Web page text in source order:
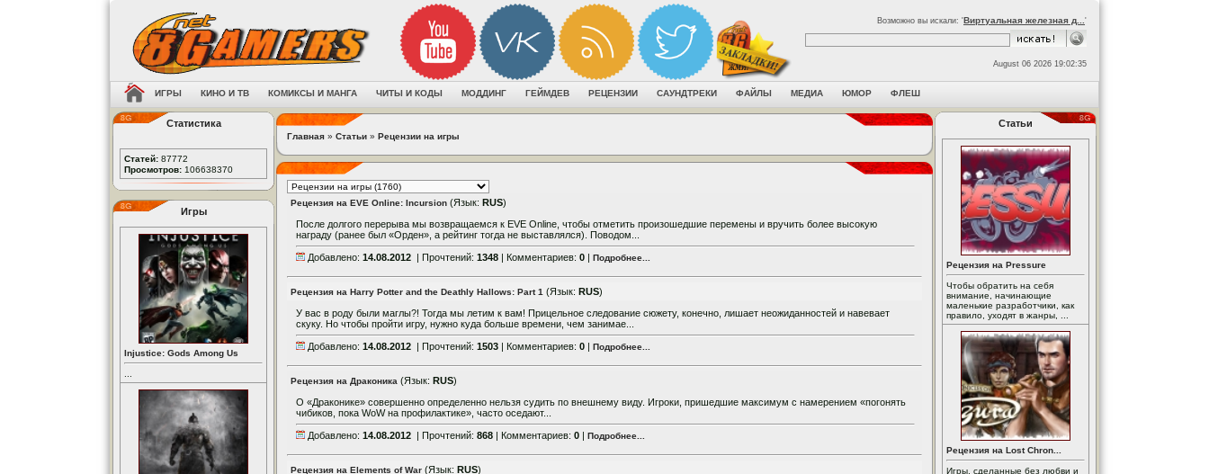
Возможно вы искали: 'Виртуальная железная д... '
August 06 2026 19:02:35
ИГРЫ КИНО И ТВ КОМИКСЫ И МАНГА ЧИТЫ И КОДЫ МОДДИНГ ГЕЙМДЕВ РЕЦЕНЗИИ САУНДТРЕКИ ФАЙЛЫ МЕДИА ЮМОР ФЛЕШ
Статистика
Статей: 87772
Просмотров: 106638370
Игры
Injustice: Gods Among Us
Главная » Статьи » Рецензии на игры
Рецензия на EVE Online: Incursion (Язык: RUS)
После долгого перерыва мы возвращаемся к EVE Online, чтобы отметить произошедшие перемены и вручить более высокую
награду (ранее был «Орден», а рейтинг тогда не выставлялся). Поводом...
Добавлено: 14.08.2012 | Прочтений: 1348 | Комментариев: 0 | Подробнее...
Рецензия на Harry Potter and the Deathly Hallows: Part 1 (Язык: RUS)
У вас в роду были маглы?! Тогда мы летим к вам! Прицельное следование сюжету, конечно, лишает неожиданностей и навевает
скуку. Но чтобы пройти игру, нужно куда больше времени, чем занимае...
Добавлено: 14.08.2012 | Прочтений: 1503 | Комментариев: 0 | Подробнее...
Рецензия на Драконика (Язык: RUS)
О «Драконике» совершенно определенно нельзя судить по внешнему виду. Игроки, пришедшие максимум с намерением «погонять
чибиков, пока WoW на профилактике», часто оседают...
Добавлено: 14.08.2012 | Прочтений: 868 | Комментариев: 0 | Подробнее...
Рецензия на Elements of War (Язык: RUS)
Статьи
Рецензия на Pressure
Чтобы обратить на себя
внимание, начинающие
маленькие разработчики, как
правило, уходят в жанры, ...
Рецензия на Lost Chron...
Игры, сделанные без любви и